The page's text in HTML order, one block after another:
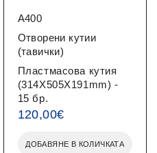
A400
Отворени кутии
(тавички)
Пластмасова кутия
(314X505X191mm) -
15 бр.
120,00€
ДОБАВЯНЕ В КОЛИЧКАТА